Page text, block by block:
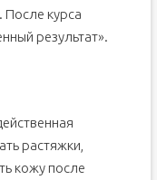
После курса
результат».
растяжки,
кожу после